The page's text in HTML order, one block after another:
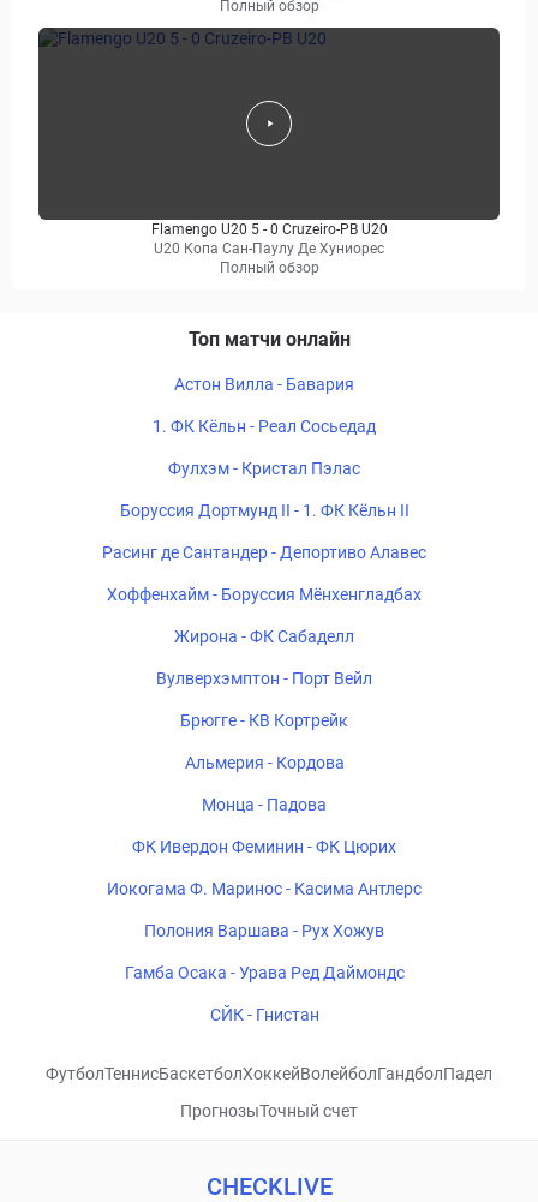
Полный обзор
Flamengo U20 5 - 0 Cruzeiro-PB U20
U20 Копа Сан-Паулу Де Хуниорес
Полный обзор
Топ матчи онлайн
Астон Вилла - Бавария
1. ФК Кёльн - Реал Сосьедад
Фулхэм - Кристал Пэлас
Боруссия Дортмунд II - 1. ФК Кёльн II
Расинг де Сантандер - Депортиво Алавес
Хоффенхайм - Боруссия Мёнхенгладбах
Жирона - ФК Сабаделл
Вулверхэмптон - Порт Вейл
Брюгге - КВ Кортрейк
Альмерия - Кордова
Монца - Падова
ФК Ивердон Феминин - ФК Цюрих
Иокогама Ф. Маринос - Касима Антлерс
Полония Варшава - Рух Хожув
Гамба Осака - Урава Ред Даймондс
СЙК - Гнистан
ФутболТеннисБаскетболХоккейВолейболГандболПадел
ПрогнозыТочный счет
CHECKLIVE